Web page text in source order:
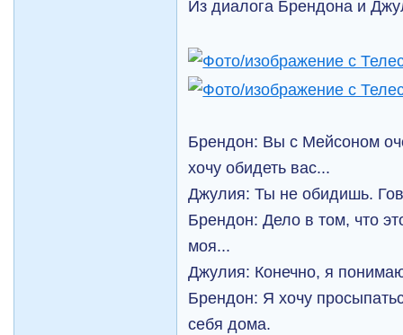
Из диалога Брендона и
Брендон: Вы с Мейсоном
хочу обидеть вас...
Джулия: Ты не обидишь.
Брендон: Дело в том, что
моя...
Джулия: Конечно, я
Брендон: Я хочу
себя дома.